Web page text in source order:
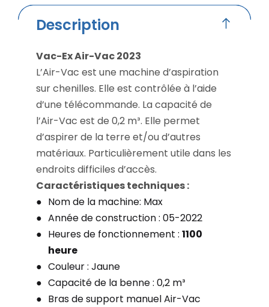
Description
Vac-Ex Air-Vac 2023
L’Air-Vac est une machine d’aspiration
sur chenilles. Elle est contrôlée à l’aide
d’une télécommande. La capacité de
l’Air-Vac est de 0,2 m³. Elle permet
d’aspirer de la terre et/ou d’autres
matériaux. Particulièrement utile dans les
endroits difficiles d’accès.
Caractéristiques techniques :
Nom de la machine: Max
Année de construction : 05-2022
Heures de fonctionnement : 1100
heure
Couleur : Jaune
Capacité de la benne : 0,2 m³
Bras de support manuel Air-Vac